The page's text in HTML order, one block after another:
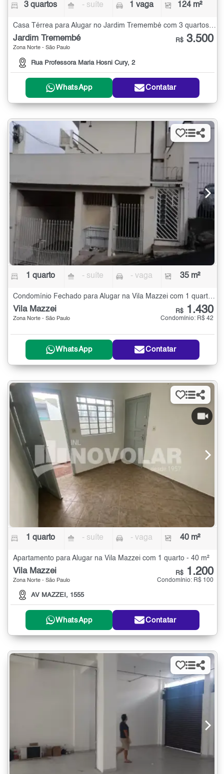
3 quartos - suíte 1 vaga 124 m²
Casa Térrea para Alugar no Jardim Tremembé com 3 quartos - 124 m²
Jardim Tremembé
Zona Norte - São Paulo
Rua Professora Maria Hosni Cury, 2
R$ 3.500
WhatsApp Contatar
1 quarto - suíte - vaga 35 m²
Vila Mazzei
Zona Norte - São Paulo
R$ 1.430
Condomínio: R$ 42
WhatsApp Contatar
1 quarto - suíte - vaga 40 m²
Apartamento para Alugar na Vila Mazzei com 1 quarto - 40 m²
Vila Mazzei
Zona Norte - São Paulo
AV MAZZEI, 1555
R$ 1.200
Condomínio: R$ 100
WhatsApp Contatar